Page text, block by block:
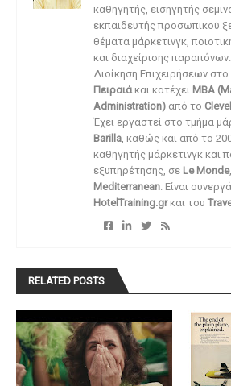
καθηγητής, εισηγητής
εκπαιδευτής προσωπικού
θέματα μάρκετινγκ,
και διαχείρισης
Διοίκηση Επιχειρήσεων στο
Πειραιά και κατέχει MBA
Administration) από το
Έχει εργαστεί στο τμήμα
Barilla , καθώς και από το
καθηγητής μάρκετινγκ και
εξυπηρέτησης, σε Le Monde,
Mediterranean . Είναι
HotelTraining.grκαι του
RELATED POSTS